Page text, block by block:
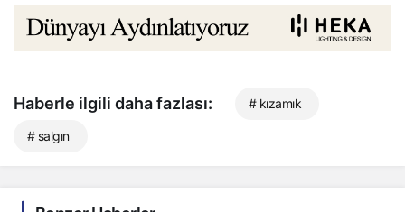
Haberle ilgili daha fazlası: # kızamık
# salgın